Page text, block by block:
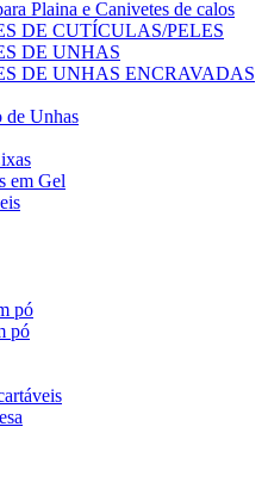
Plaina e Canivetes de calos
DE CUTÍCULAS/PELES
DE UNHAS
DE UNHAS ENCRAVADAS
de Unhas
em Gel
pó
pó